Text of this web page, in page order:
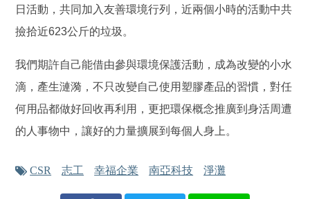
日活動，共同加入友善環境行列，近兩個小時的活動中共
撿拾近623公斤的垃圾。
我們期許自己能借由參與環境保護活動，成為改變的小水
滴，產生漣漪，不只改變自己使用塑膠產品的習慣，對任
何用品都做好回收再利用，更把環保概念推廣到身活周遭
的人事物中，讓好的力量擴展到每個人身上。
CSR 志工 幸福企業 南亞科技 淨灘